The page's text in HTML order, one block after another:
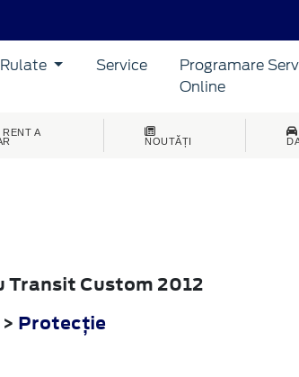
Service
Programare
Online
RENT A
NOUTĂȚI
Custom 2012
> Protecţie